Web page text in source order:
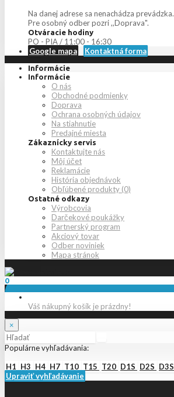
Na danej adrese sa nenachádza prevádzka.
Pre osobný odber pozri ,,Doprava".
Otváracie hodiny
PO - PIA / 11:00 - 16:30
Google mapa
Kontaktná forma
Informácie
Informácie
O nás
Obchodné podmienky
Doprava
Ochrana osobných údajov
Na stiahnutie
Predajné miesta
Zákaznícky servis
Kontaktujte nás
Môj účet
Reklamácie
História objednávok
Obľúbené produkty (0)
Ostatné odkazy
Výrobcovia
Darčekové poukážky
Partnerský program
Akciový tovar
Odber noviniek
Mapa stránok
0
Váš nákupný košík je prázdny!
×
Populárne vyhľadávania:
H1 H3 H4 H7 T10 T15 T20 D1S D2S D3S
Upraviť vyhľadávanie